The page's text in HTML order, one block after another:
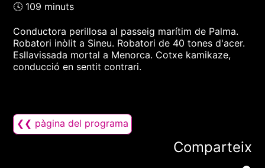
🕓 109 minuts
Conductora perillosa al passeig marítim de Palma.
Robatori inòlit a Sineu. Robatori de 40 tones d'acer.
Esllavissada mortal a Menorca. Cotxe kamikaze,
conducció en sentit contrari.
❮❮ pàgina del programa
Comparteix